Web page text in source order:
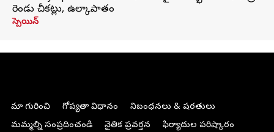
రెండు చీకట్లు, ఉల్కాపాతం
స్పెయిన్
మా గురించి గోప్యతా విధానం
నిబంధనలు & షరతులు
మమ్మల్ని సంప్రదించండి
నైతిక ప్రవర్తన ఫిర్యాదుల పరిష్కారం